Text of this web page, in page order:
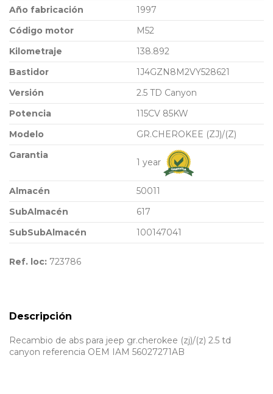
Año fabricación
1997
Código motor
M52
Kilometraje
138.892
Bastidor
1J4GZN8M2VY528621
Versión
2.5 TD Canyon
Potencia
115CV 85KW
Modelo
GR.CHEROKEE (ZJ)/(Z)
Garantia
1 year
Almacén
50011
SubAlmacén
617
SubSubAlmacén
100147041
Ref. loc: 723786
Descripción
Recambio de abs para jeep gr.cherokee (zj)/(z) 2.5 td
canyon referencia OEM IAM 56027271AB